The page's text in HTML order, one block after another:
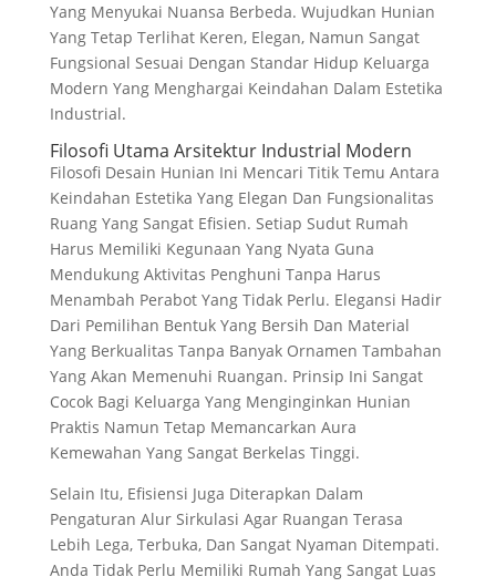
Yang Menyukai Nuansa Berbeda. Wujudkan Hunian
Yang Tetap Terlihat Keren, Elegan, Namun Sangat
Fungsional Sesuai Dengan Standar Hidup Keluarga
Modern Yang Menghargai Keindahan Dalam Estetika
Industrial.
Filosofi Utama Arsitektur Industrial Modern
Filosofi Desain Hunian Ini Mencari Titik Temu Antara
Keindahan Estetika Yang Elegan Dan Fungsionalitas
Ruang Yang Sangat Efisien. Setiap Sudut Rumah
Harus Memiliki Kegunaan Yang Nyata Guna
Mendukung Aktivitas Penghuni Tanpa Harus
Menambah Perabot Yang Tidak Perlu. Elegansi Hadir
Dari Pemilihan Bentuk Yang Bersih Dan Material
Yang Berkualitas Tanpa Banyak Ornamen Tambahan
Yang Akan Memenuhi Ruangan. Prinsip Ini Sangat
Cocok Bagi Keluarga Yang Menginginkan Hunian
Praktis Namun Tetap Memancarkan Aura
Kemewahan Yang Sangat Berkelas Tinggi.
Selain Itu, Efisiensi Juga Diterapkan Dalam
Pengaturan Alur Sirkulasi Agar Ruangan Terasa
Lebih Lega, Terbuka, Dan Sangat Nyaman Ditempati.
Anda Tidak Perlu Memiliki Rumah Yang Sangat Luas